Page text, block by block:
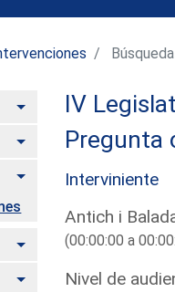
Alternar
Alternar
Alternar
Alternar
Alternar
IV
Pregunta
Interviniente
Antich i
(00:00:00 a
Nivel de